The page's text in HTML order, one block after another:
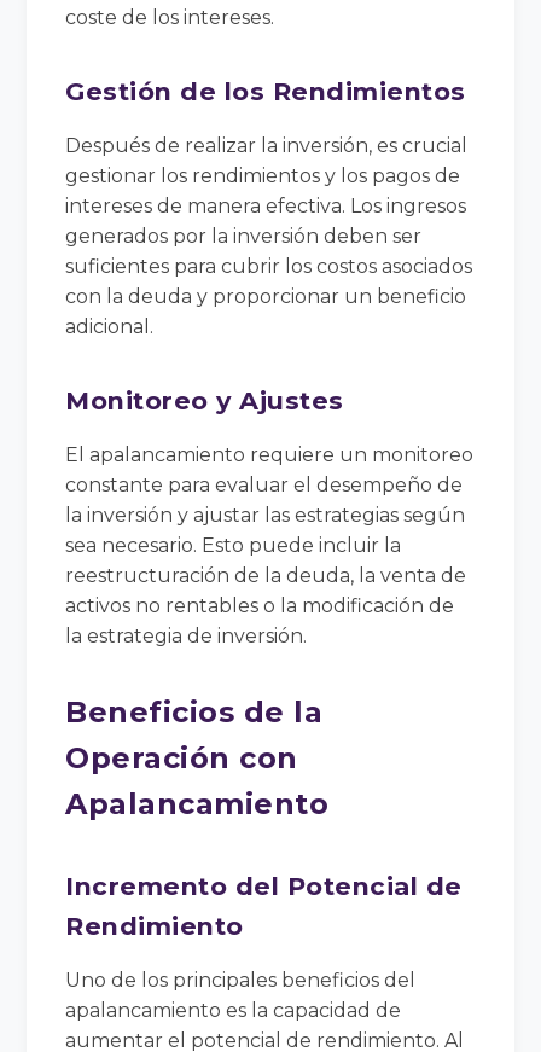
coste de los intereses.
Gestión de los Rendimientos
Después de realizar la inversión, es crucial
gestionar los rendimientos y los pagos de
intereses de manera efectiva. Los ingresos
generados por la inversión deben ser
suficientes para cubrir los costos asociados
con la deuda y proporcionar un beneficio
adicional.
Monitoreo y Ajustes
El apalancamiento requiere un monitoreo
constante para evaluar el desempeño de
la inversión y ajustar las estrategias según
sea necesario. Esto puede incluir la
reestructuración de la deuda, la venta de
activos no rentables o la modificación de
la estrategia de inversión.
Beneficios de la
Operación con
Apalancamiento
Incremento del Potencial de
Rendimiento
Uno de los principales beneficios del
apalancamiento es la capacidad de
aumentar el potencial de rendimiento. Al